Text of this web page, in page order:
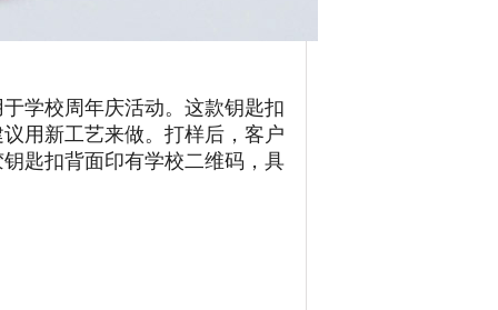
学校周年庆活动。这款钥匙扣
用新工艺来做。打样后，客户
匙扣背面印有学校二维码，具